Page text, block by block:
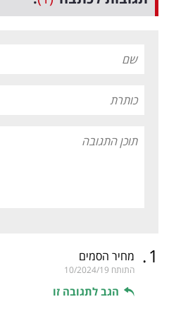
1
. מחיר הסמים
התותח 10/2024/19
הגב לתגובה זו